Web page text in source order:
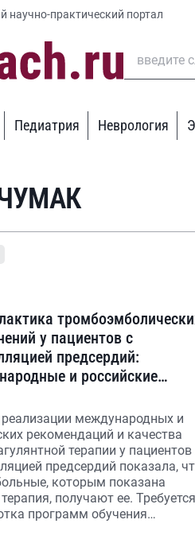
научно-практический портал
Педиатрия Неврология
у пациентов с
предсердий:
и российские
к
международных и
рекомендаций и качества
терапии у пациентов
предсердий показала,
которым показана
получают ее. Требуется
программ обучения